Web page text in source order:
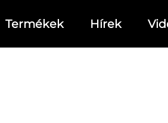
Termékek Hírek